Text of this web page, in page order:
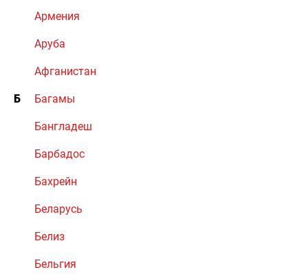
Армения
Аруба
Афганистан
Б Багамы
Бангладеш
Барбадос
Бахрейн
Беларусь
Белиз
Бельгия